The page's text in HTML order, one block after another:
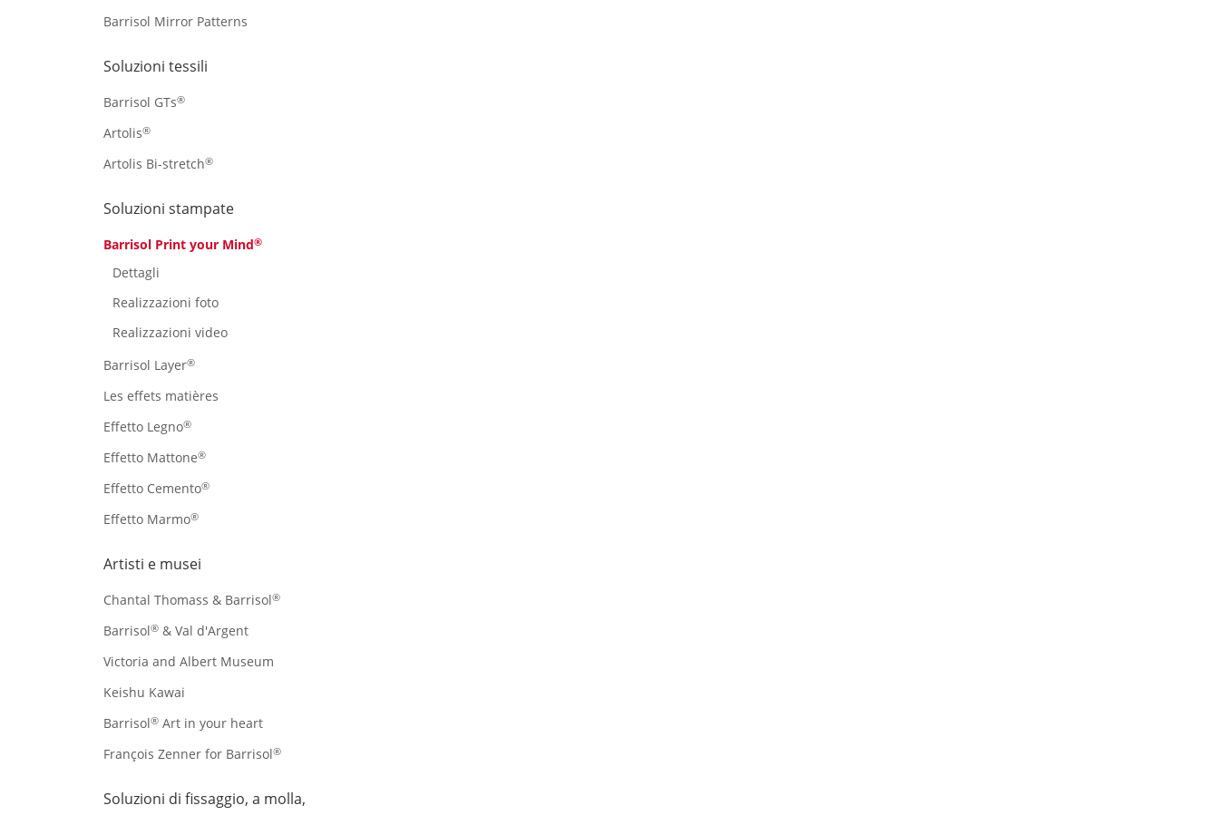
Barrisol Mirror Patterns
Soluzioni tessili
Barrisol GTs®
Artolis®
Artolis Bi-stretch®
Soluzioni stampate
Barrisol Print your Mind®
Dettagli
Realizzazioni foto
Realizzazioni video
Barrisol Layer®
Les effets matières
Effetto Legno®
Effetto Mattone®
Effetto Cemento®
Effetto Marmo®
Artisti e musei
Chantal Thomass & Barrisol®
Barrisol® & Val d'Argent
Victoria and Albert Museum
Keishu Kawai
Barrisol® Art in your heart
François Zenner for Barrisol®
Soluzioni di fissaggio, a molla,